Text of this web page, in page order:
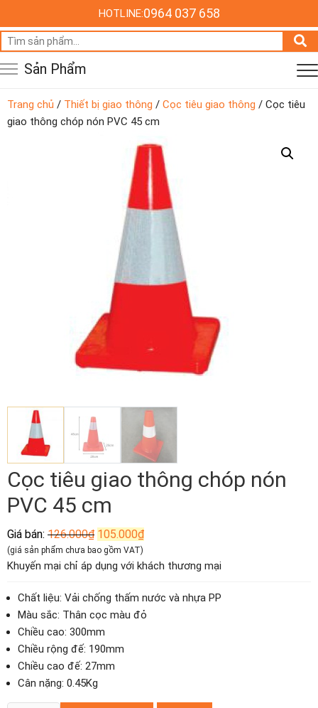
HOTLINE:0964 037 658
Tìm
kiếm:
Sản Phẩm
Trang chủ / Thiết bị giao thông / Cọc tiêu giao thông / Cọc tiêu
giao thông chóp nón PVC 45 cm
Cọc tiêu giao thông chóp nón
PVC 45 cm
Giá bán: 126.000₫ Giá
gốc
là:
126.000₫.
105.000₫Giá
hiện
là:
(giá sản phẩm chưa bao gồm VAT)
Khuyến mại chỉ áp dụng với khách thương mại
Chất liệu: Vải chống thấm nước và nhựa PP
Màu sắc: Thân cọc màu đỏ
Chiều cao: 300mm
Chiều rộng đế: 190mm
Chiều cao đế: 27mm
Cân nặng: 0.45Kg